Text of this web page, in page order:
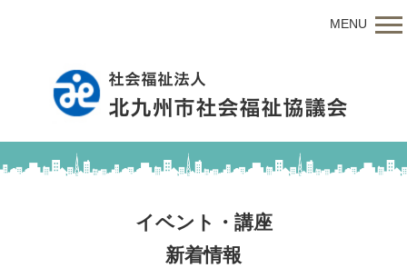
MENU
イベント・講座
新着情報